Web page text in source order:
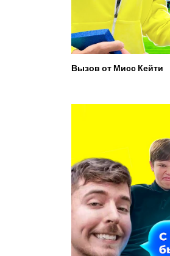
Вызов от Мисс Кейти